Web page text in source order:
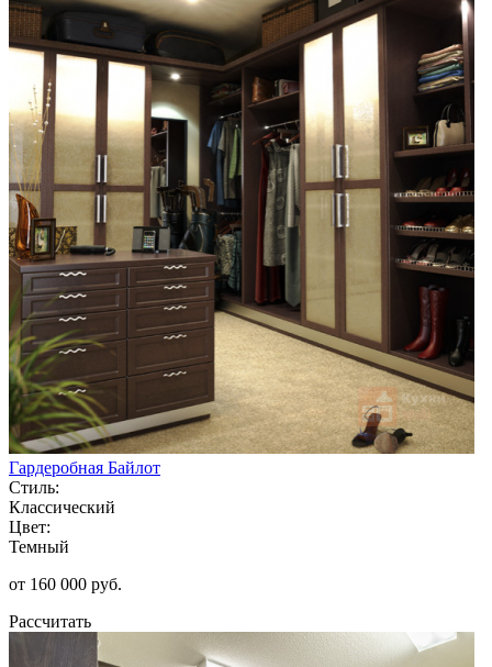
Гардеробная Байлот
Стиль:
Классический
Цвет:
Темный
от 160 000 руб.
Рассчитать